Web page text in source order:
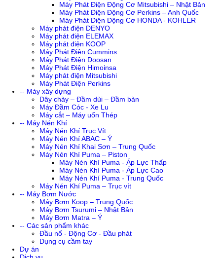
Máy Phát Điện Động Cơ Mitsubishi – Nhật Bản
Máy Phát Điện Động Cơ Perkins – Anh Quốc
Máy Phát Điện Động Cơ HONDA - KOHLER
Máy phát điện DENYO
Máy phát điện ELEMAX
Máy phát điện KOOP
Máy Phát Điện Cummins
Máy Phát Điện Doosan
Máy Phát Điện Himoinsa
Máy phát điện Mitsubishi
Máy Phát Điện Perkins
-- Máy xây dựng
Dây chày – Đầm dùi – Đầm bàn
Máy Đầm Cóc - Xe Lu
Máy cắt – Máy uốn Thép
-- Máy Nén Khí
Máy Nén Khí Trục Vít
Máy Nén Khí ABAC – Ý
Máy Nén Khí Khai Sơn – Trung Quốc
Máy Nén Khí Puma – Piston
Máy Nén Khí Puma - Áp Lực Thấp
Máy Nén Khí Puma - Áp Lực Cao
Máy Nén Khí Puma - Trung Quốc
Máy Nén Khí Puma – Trục vít
-- Máy Bơm Nước
Máy Bơm Koop – Trung Quốc
Máy Bơm Tsurumi – Nhật Bản
Máy Bơm Matra – Ý
-- Các sản phẩm khác
Đầu nổ - Động Cơ - Đầu phát
Dụng cụ cầm tay
Dự án